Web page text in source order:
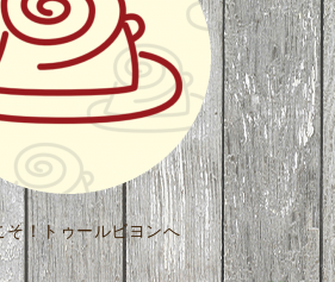
そ！トゥールビヨンへ